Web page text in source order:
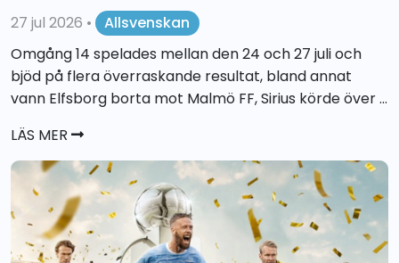
27 jul 2026 •
Allsvenskan
Omgång 14 spelades mellan den 24 och 27 juli och
bjöd på flera överraskande resultat, bland annat
vann Elfsborg borta mot Malmö FF, Sirius körde över ...
LÄS MER